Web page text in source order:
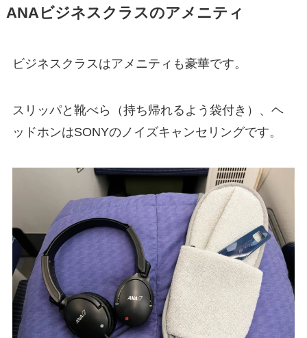
ANAビジネスクラスのアメニティ
ビジネスクラスはアメニティも豪華です。
スリッパと靴べら（持ち帰れるよう袋付き）、ヘ
ッドホンはSONYのノイズキャンセリングです。